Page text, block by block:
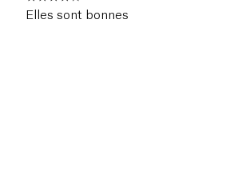
Elles sont bonnes